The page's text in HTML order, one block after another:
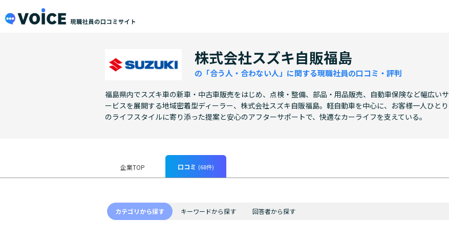
メインコンテンツにスキップ
株式会社スズキ自販福島
の「合う人・合わない人」に関する現職社員の口コミ・評判
福島県内でスズキ車の新車・中古車販売をはじめ、点検・整備、部品・用品販売、自動車保険など幅広いサ
ービスを展開する地域密着型ディーラー、株式会社スズキ自販福島。軽自動車を中心に、お客様一人ひとり
のライフスタイルに寄り添った提案と安心のアフターサポートで、快適なカーライフを支えている。
企業TOP 口コミ (68件)
カテゴリから探す キーワードから探す 回答者から探す